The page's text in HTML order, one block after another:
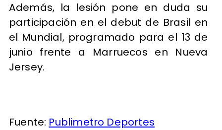
Además, la lesión pone en duda su
participación en el debut de Brasil en
el Mundial, programado para el 13 de
junio frente a Marruecos en Nueva
Jersey.
Fuente: Publimetro Deportes